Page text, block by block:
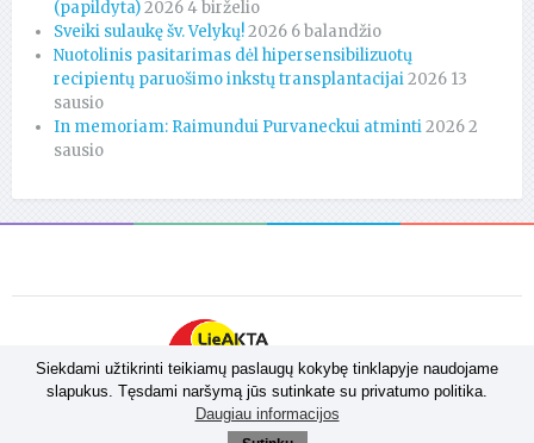
Siekdami užtikrinti teikiamų paslaugų kokybę tinklapyje naudojame
slapukus. Tęsdami naršymą jūs sutinkate su privatumo politika.
Daugiau informacijos
(papildyta)2026 4 birželio
Sveiki sulaukę šv. Velykų!2026 6 balandžio
Nuotolinis pasitarimas dėl hipersensibilizuotų
recipientų paruošimo inkstų transplantacijai2026 13
sausio
In memoriam: Raimundui Purvaneckui atminti2026 2
sausio
Sprendimas:Admedija